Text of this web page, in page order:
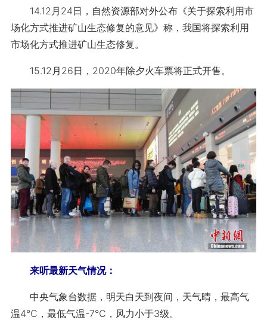
14.12月24日，自然资源部对外公布《关于探索利用市
场化方式推进矿山生态修复的意见》称，我国将探索利用
市场化方式推进矿山生态修复。
15.12月26日，2020年除夕火车票将正式开售。
来听最新天气情况：
中央气象台数据，明天白天到夜间，天气晴，最高气
温4℃，最低气温-7℃，风力小于3级。